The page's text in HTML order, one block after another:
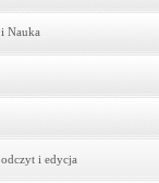
Nauka
i edycja